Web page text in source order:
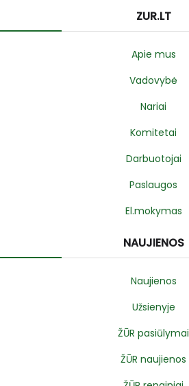
ZUR.LT
Apie mus
Vadovybė
Nariai
Komitetai
Darbuotojai
Paslaugos
El.mokymas
NAUJIENOS
Naujienos
Užsienyje
ŽŪR pasiūlymai
ŽŪR naujienos